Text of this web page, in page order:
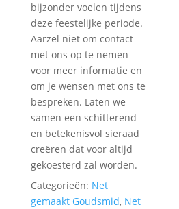
bijzonder voelen tijdens
deze feestelijke periode.
Aarzel niet om contact
met ons op te nemen
voor meer informatie en
om je wensen met ons te
bespreken. Laten we
samen een schitterend
en betekenisvol sieraad
creëren dat voor altijd
gekoesterd zal worden.
Categorieën: Net
gemaakt Goudsmid, Net